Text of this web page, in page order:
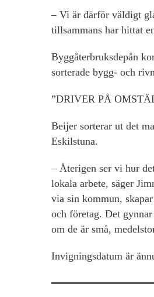
– Vi är därför väldigt
tillsammans har hittat
Byggåterbruksdepån
sorterade bygg- och
”DRIVER PÅ
Beijer sorterar ut det
Eskilstuna.
– Återigen ser vi hur
lokala arbete, säger
via sin kommun,
och företag. Det
om de är små,
Invigningsdatum är